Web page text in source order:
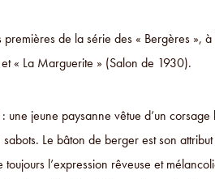
de la série des « Bergères »,
« La Marguerite » (Salon de 1930).
jeune paysanne vêtue d’un
Le bâton de berger est son
l’expression rêveuse et